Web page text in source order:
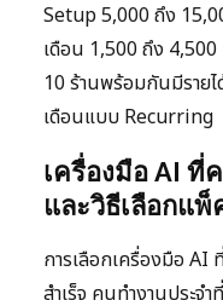
Setup 5,000 ถึง
เดือน 1,500 ถึง
10 ร้านพร้อมกันมีราย
เดือนแบบ Recurring
เครื่องมือ AI ที่
และวิธีเลือกแพ็
การเลือกเครื่องมือ AI
สำเร็จ คนทำงานประจ